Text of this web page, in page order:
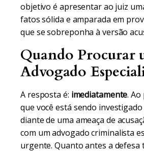
objetivo é apresentar ao juiz
fatos sólida e amparada em
que se sobreponha à versão
Quando Procurar
Advogado
A resposta é: imediatamente.
que você está sendo
diante de uma ameaça de
com um advogado criminalista
urgente. Quanto antes a defesa